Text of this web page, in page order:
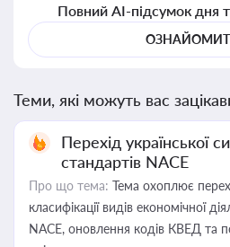
Повний AI-підсумок дня
Теми, які можуть вас
Перехід української
стандартів NACE
Про що тема: Тема охоплює
класифікації видів економічної
NACE, оновлення кодів КВЕД та